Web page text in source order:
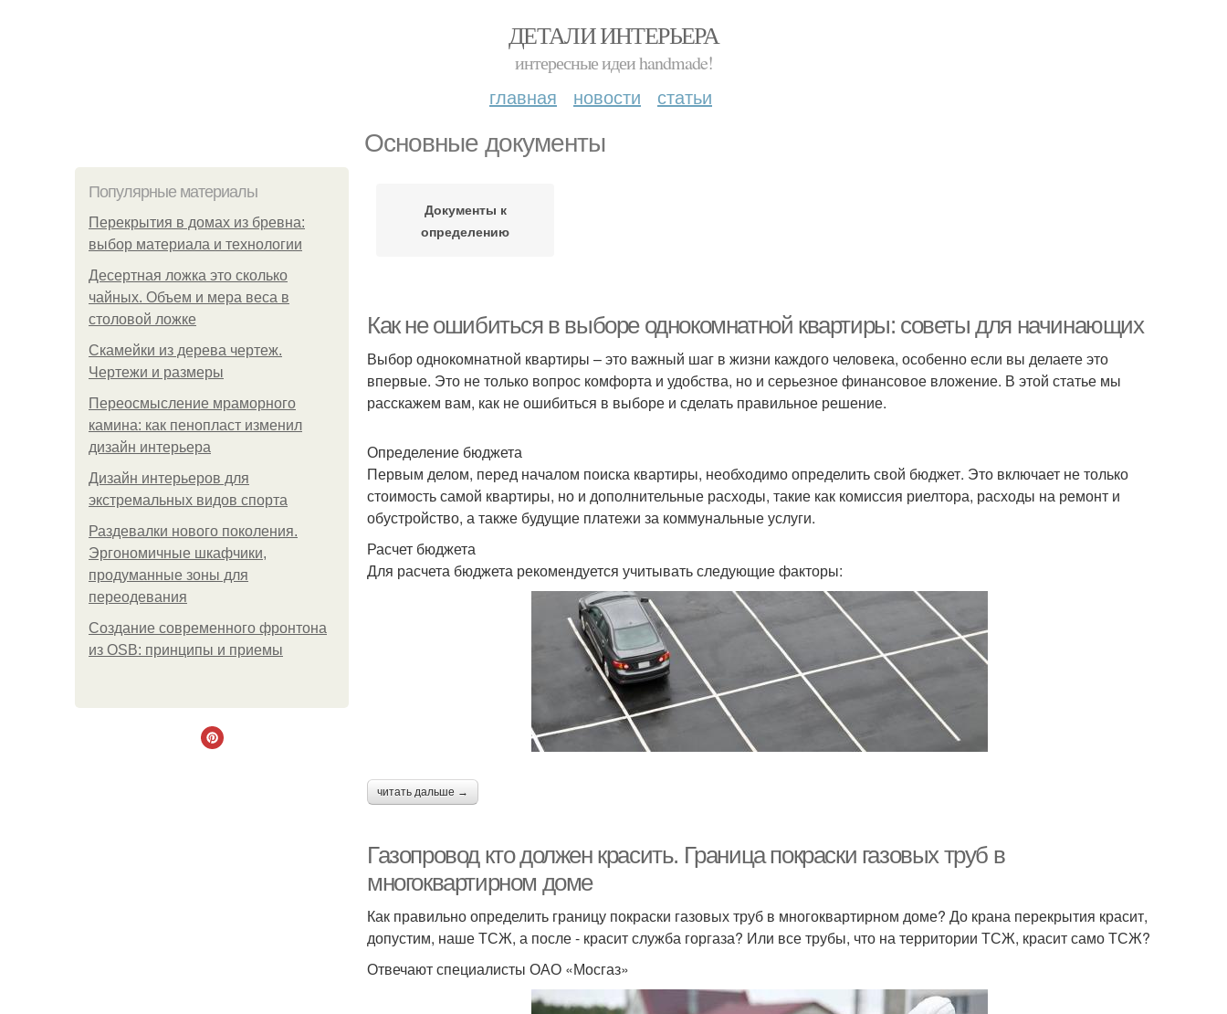
ДЕТАЛИ ИНТЕРЬЕРА
интересные идеи handmade!
главная новости статьи
Основные документы
Популярные материалы
Перекрытия в домах из бревна:
выбор материала и технологии
Десертная ложка это сколько
чайных. Объем и мера веса в
столовой ложке
Скамейки из дерева чертеж.
Чертежи и размеры
Переосмысление мраморного
камина: как пенопласт изменил
дизайн интерьера
Дизайн интерьеров для
экстремальных видов спорта
Раздевалки нового поколения.
Эргономичные шкафчики,
продуманные зоны для
переодевания
Создание современного фронтона
из OSB: принципы и приемы
Документы к
определению
Как не ошибиться в выборе однокомнатной квартиры: советы для начинающих
Выбор однокомнатной квартиры – это важный шаг в жизни каждого человека, особенно если вы делаете это
впервые. Это не только вопрос комфорта и удобства, но и серьезное финансовое вложение. В этой статье мы
расскажем вам, как не ошибиться в выборе и сделать правильное решение.
Определение бюджета
Первым делом, перед началом поиска квартиры, необходимо определить свой бюджет. Это включает не только
стоимость самой квартиры, но и дополнительные расходы, такие как комиссия риелтора, расходы на ремонт и
обустройство, а также будущие платежи за коммунальные услуги.
Расчет бюджета
Для расчета бюджета рекомендуется учитывать следующие факторы:
читать дальше →
Газопровод кто должен красить. Граница покраски газовых труб в
многоквартирном доме
Как правильно определить границу покраски газовых труб в многоквартирном доме? До крана перекрытия красит,
допустим, наше ТСЖ, а после - красит служба горгаза? Или все трубы, что на территории ТСЖ, красит само ТСЖ?
Отвечают специалисты ОАО «Мосгаз»